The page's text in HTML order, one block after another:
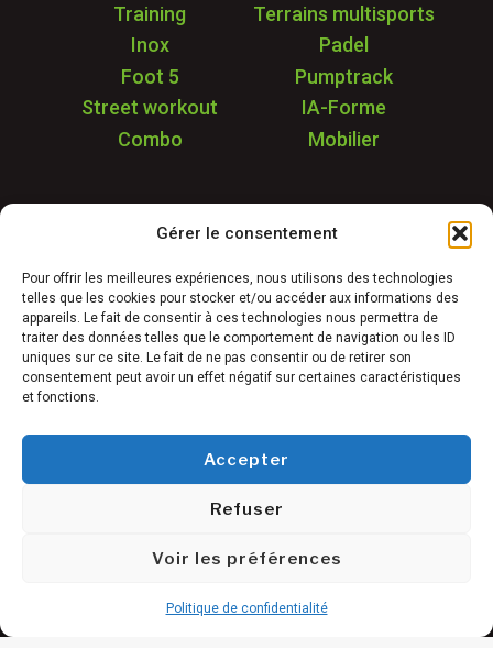
Gérer le consentement
Pour offrir les meilleures expériences, nous utilisons des technologies
telles que les cookies pour stocker et/ou accéder aux informations des
appareils. Le fait de consentir à ces technologies nous permettra de
traiter des données telles que le comportement de navigation ou les ID
uniques sur ce site. Le fait de ne pas consentir ou de retirer son
consentement peut avoir un effet négatif sur certaines caractéristiques
et fonctions.
Accepter
Refuser
Voir les préférences
Politique de confidentialité
Training
Terrains multisports
Inox
Padel
Foot 5
Pumptrack
Street workout
IA-Forme
Combo
Mobilier
Garantie & SAV
Déstockage
Réalisations
FAQ
Blog
Contact
Conditions générales de vente
Plan du site
Damapro